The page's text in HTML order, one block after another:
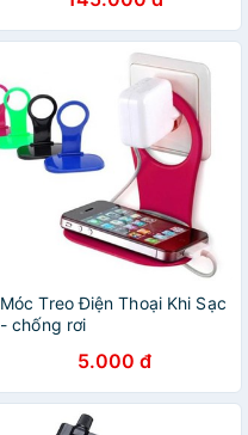
Móc Treo Điện Thoại Khi Sạc
- chống rơi
5.000 đ